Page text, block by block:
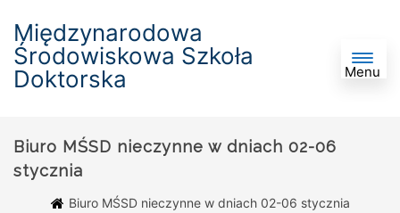
Międzynarodowa
Środowiskowa Szkoła
Doktorska
Menu
Biuro MŚSD nieczynne w dniach 02-06
stycznia
Biuro MŚSD nieczynne w dniach 02-06 stycznia